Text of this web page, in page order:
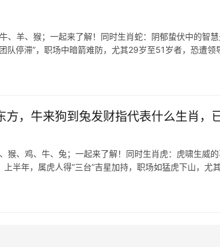
、羊、猴；一起来了解！同时生肖蛇：阴郁蛰伏中的智
队停滞”，职场中暗箭难防，尤其29岁至51岁者，恐遭领
，牛来狗到兔发财指代表什么生肖，
猴、鸡、牛、兔；一起来了解！同时生肖虎：虎啸生威
半年，属虎人得“三台”吉星加持，职场如猛虎下山，尤